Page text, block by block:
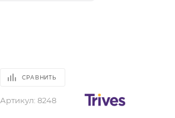
СРАВНИТЬ
Артикул: 8248